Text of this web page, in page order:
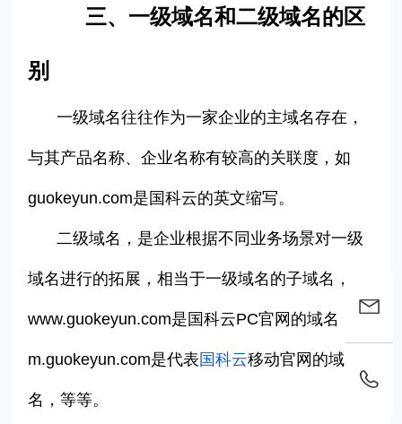
三、一级域名和二级域名的区
别
一级域名往往作为一家企业的主域名存在，
与其产品名称、企业名称有较高的关联度，如
guokeyun.com是国科云的英文缩写。
二级域名，是企业根据不同业务场景对一级
域名进行的拓展，相当于一级域名的子域名，如
www.guokeyun.com是国科云PC官网的域名，
m.guokeyun.com是代表 国科云移动官网的域
名，等等。